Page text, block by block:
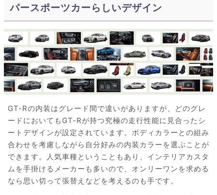
パースポーツカーらしいデザイン
GT-Rの内装はグレード間で違いがありますが、どのグレ
ードにおいてもGT-Rが持つ究極の走行性能に見合ったシ
ートデザインが設定されています。ボディカラーとの組み
合わせを考慮しながら自分好みの内装カラーを選ぶことが
できます。人気車種ということもあり、インテリアカスタ
ムを手掛けるメーカーも多いので、オンリーワンを求める
なら思い切って張替えなどを考えるのも手です。